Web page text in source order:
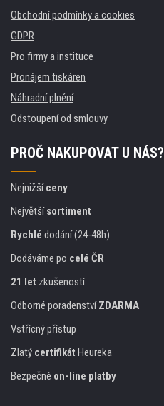
Obchodní podmínky a cookies
GDPR
Pro firmy a instituce
Pronájem tiskáren
Náhradní plnění
Odstoupení od smlouvy
PROČ NAKUPOVAT U NÁS?
Nejnižšíceny
Největšísortiment
Rychlé dodání (24-48h)
Dodáváme po celé ČR
21 let zkušeností
Odborné poradenstvíZDARMA
Vstřícný přístup
Zlatý certifikát Heureka
Bezpečné on-line platby